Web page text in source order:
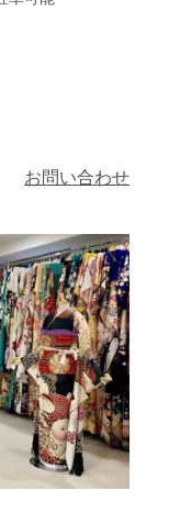
お問い合わせ